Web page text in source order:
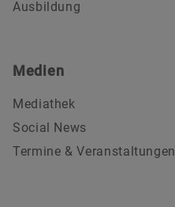
Ausbildung
Medien
Mediathek
Social News
Termine & Veranstaltungen